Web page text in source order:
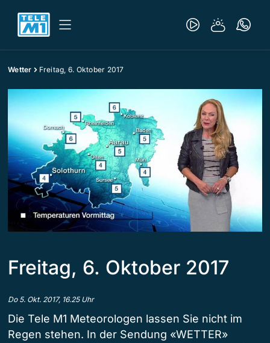
Wetter Freitag, 6. Oktober 2017
Freitag, 6. Oktober 2017
Do 5. Okt. 2017, 16.25 Uhr
Die Tele M1 Meteorologen lassen Sie nicht im
Regen stehen. In der Sendung «WETTER»